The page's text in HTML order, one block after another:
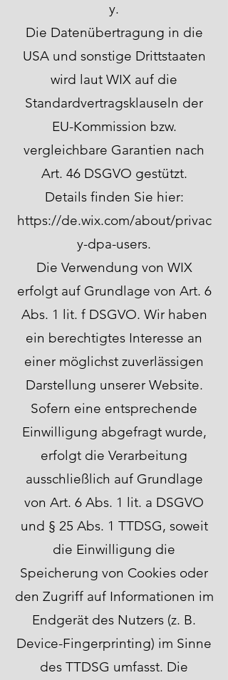
y.
Die Datenübertragung in die
USA und sonstige Drittstaaten
wird laut WIX auf die
Standardvertragsklauseln der
EU-Kommission bzw.
vergleichbare Garantien nach
Art. 46 DSGVO gestützt.
Details finden Sie hier:
https://de.wix.com/about/privac
y-dpa-users.
Die Verwendung von WIX
erfolgt auf Grundlage von Art. 6
Abs. 1 lit. f DSGVO. Wir haben
ein berechtigtes Interesse an
einer möglichst zuverlässigen
Darstellung unserer Website.
Sofern eine entsprechende
Einwilligung abgefragt wurde,
erfolgt die Verarbeitung
ausschließlich auf Grundlage
von Art. 6 Abs. 1 lit. a DSGVO
und § 25 Abs. 1 TTDSG, soweit
die Einwilligung die
Speicherung von Cookies oder
den Zugriff auf Informationen im
Endgerät des Nutzers (z. B.
Device-Fingerprinting) im Sinne
des TTDSG umfasst. Die